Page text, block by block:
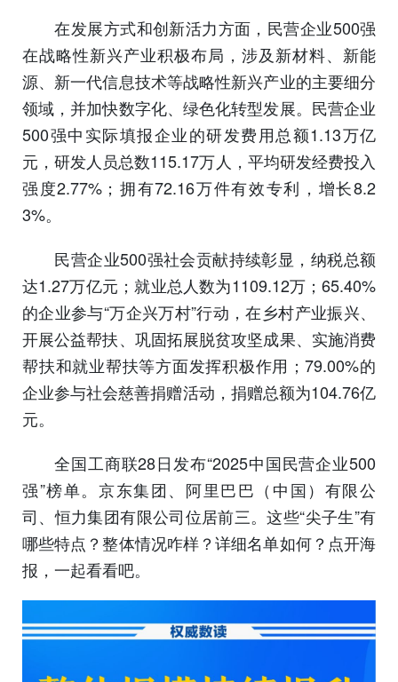
在发展方式和创新活力方面，民营企业500强
在战略性新兴产业积极布局，涉及新材料、新能
源、新一代信息技术等战略性新兴产业的主要细分
领域，并加快数字化、绿色化转型发展。民营企业
500强中实际填报企业的研发费用总额1.13万亿
元，研发人员总数115.17万人，平均研发经费投入
强度2.77%；拥有72.16万件有效专利，增长8.2
3%。
民营企业500强社会贡献持续彰显，纳税总额
达1.27万亿元；就业总人数为1109.12万；65.40%
的企业参与“万企兴万村”行动，在乡村产业振兴、
开展公益帮扶、巩固拓展脱贫攻坚成果、实施消费
帮扶和就业帮扶等方面发挥积极作用；79.00%的
企业参与社会慈善捐赠活动，捐赠总额为104.76亿
元。
全国工商联28日发布“2025中国民营企业500
强”榜单。京东集团、阿里巴巴（中国）有限公
司、恒力集团有限公司位居前三。这些“尖子生”有
哪些特点？整体情况咋样？详细名单如何？点开海
报，一起看看吧。